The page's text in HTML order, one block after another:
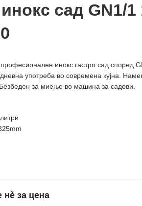
сад GN1/1
професионален инокс гастро сад според
употреба во современа кујна.
за миење во машина за садови.
нè за цена